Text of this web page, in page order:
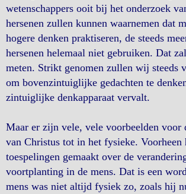
wetenschappers ooit bij het onderzoek
hersenen zullen kunnen waarnemen dat
hogere denken praktiseren, de steeds
hersenen helemaal niet gebruiken. Dat
meten. Strikt genomen zullen wij steeds
om bovenzintuiglijke gedachten te
zintuiglijke denkapparaat vervalt.
Maar er zijn vele, vele voorbeelden voor
van Christus tot in het fysieke. Voorheen
toespelingen gemaakt over de
voortplanting in de mens. Dat is een
mens was niet altijd fysiek zo, zoals hij